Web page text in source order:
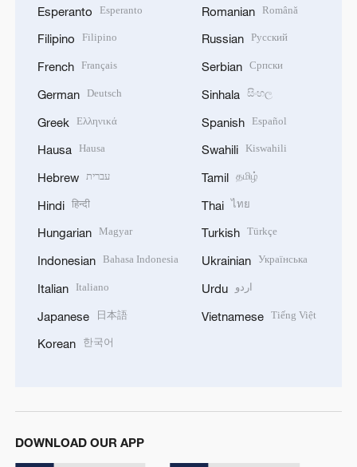
Esperanto Esperanto
Filipino Filipino
French Français
German Deutsch
Greek Ελληνικά
Hausa Hausa
Hebrew עברית
Hindi हिन्दी
Hungarian Magyar
Indonesian Bahasa Indonesia
Italian Italiano
Japanese 日本語
Korean 한국어
Romanian Română
Russian Русский
Serbian Српски
Sinhala සිංහල
Spanish Español
Swahili Kiswahili
Tamil தமிழ்
Thai ไทย
Turkish Türkçe
Ukrainian Українська
Urdu اردو
Vietnamese Tiếng Việt
DOWNLOAD OUR APP